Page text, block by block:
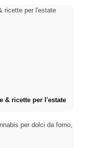
& ricette per l'estate